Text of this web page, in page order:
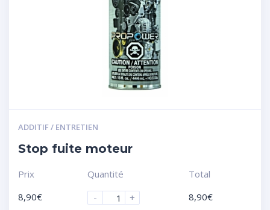
ADDITIF / ENTRETIEN
Stop fuite moteur
Prix
8,90€
Quantité
-
+
Total
8,90€